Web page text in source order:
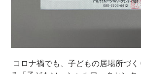
コロナ禍でも、子どもの居場所づ